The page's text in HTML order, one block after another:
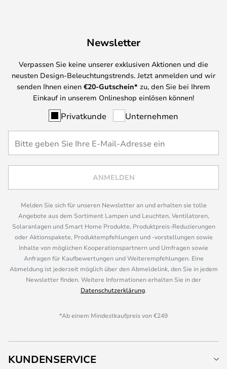
Newsletter
Verpassen Sie keine unserer exklusiven Aktionen und die
neusten Design-Beleuchtungstrends. Jetzt anmelden und wir
senden Ihnen einen €20-Gutschein* zu, den Sie bei Ihrem
Einkauf in unserem Onlineshop einlösen können!
Privatkunde Unternehmen
ANMELDEN
Melden Sie sich für unseren Newsletter an und erhalten sie tolle
Angebote aus dem Sortiment Lampen und Leuchten, Ventilatoren,
Solaranlagen und Smart Home Produkte, Produktpreis-Reduzierungen
oder Aktionspakete, Produktempfehlungen und -vorstellungen sowie
Inhalte von möglichen Kooperationspartnern und Umfragen sowie
Anfragen für Kaufbewertungen und Weiterempfehlungen. Eine
Abmeldung ist jederzeit möglich über den Abmeldelink, den Sie in jedem
Newsletter finden. Weitere Informationen erhalten Sie in der
Datenschutzerklärung.
*Ab einem Mindestkaufpreis von €249
KUNDENSERVICE